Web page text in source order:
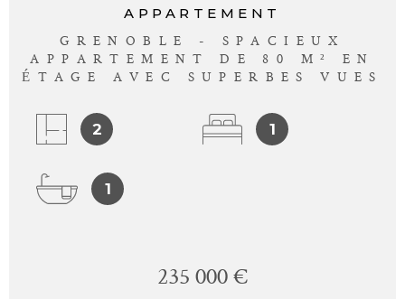
APPARTEMENT
GRENOBLE - SPACIEUX
APPARTEMENT DE 80 M² EN
ÉTAGE AVEC SUPERBES VUES
2 1
1
235 000 €